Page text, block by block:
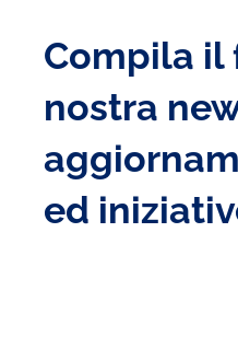
Compila il
nostra
ed